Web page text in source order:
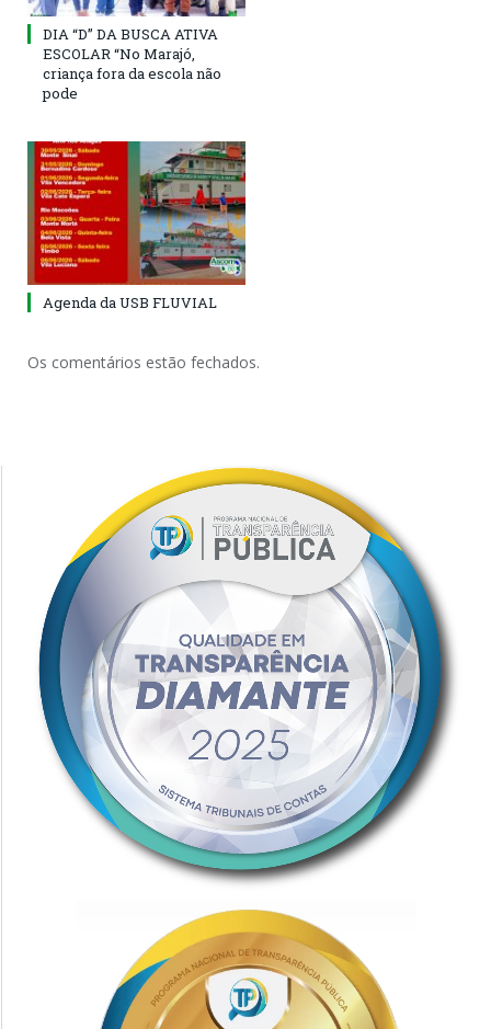
DIA “D” DA BUSCA ATIVA
ESCOLAR “No Marajó,
criança fora da escola não
pode
Agenda da USB FLUVIAL
Os comentários estão fechados.